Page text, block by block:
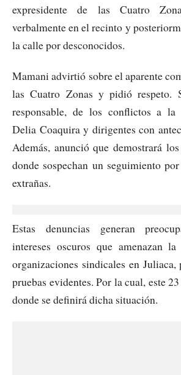
expresidente de las Cuatro
verbalmente en el recinto y
la calle por desconocidos.
Mamani advirtió sobre el aparente
las Cuatro Zonas y pidió respeto.
responsable, de los conflictos a la
Delia Coaquira y dirigentes con
Además, anunció que demostrará
donde sospechan un seguimiento
extrañas.
Estas denuncias generan
intereses oscuros que amenazan
organizaciones sindicales en
pruebas evidentes. Por la cual, este
donde se definirá dicha situación.